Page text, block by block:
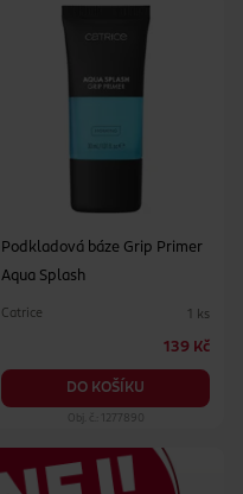
Podkladová báze Grip Primer
Aqua Splash
Catrice 1 ks
139 Kč
DO KOŠÍKU
Obj. č.: 1277890